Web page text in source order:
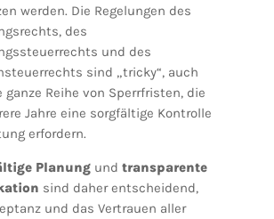
werden. Die Regelungen des
des
und des
sind „tricky“, auch
ganze Reihe von Sperrfristen, die
Jahre eine sorgfältige Kontrolle
erfordern.
Planungund transparente
sind daher entscheidend,
und das Vertrauen aller